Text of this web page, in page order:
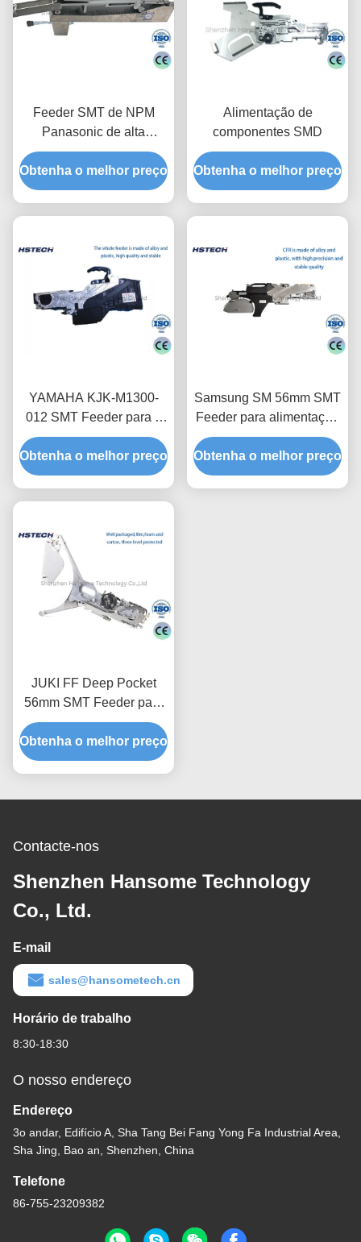
Feeder SMT de NPM
Panasonic de alta
precisão KXFW1KS9A00
Obtenha o melhor preço
Alimentação de
componentes SMD
Obtenha o melhor preço
YAMAHA KJK-M1300-
012 SMT Feeder para I-
Pulse F3 Pick and Place
Machine para montagem
de PCB
Obtenha o melhor preço
Samsung SM 56mm SMT
Feeder para alimentação
de componentes
eletrônicos de alto
desempenho
Obtenha o melhor preço
JUKI FF Deep Pocket
56mm SMT Feeder para
montagem de
componentes IC e SMD
CTF081P E1005706CB
Obtenha o melhor preço
Contacte-nos
Shenzhen Hansome Technology
Co., Ltd.
E-mail
sales@hansometech.cn
Horário de trabalho
8:30-18:30
O nosso endereço
Endereço
3o andar, Edifício A, Sha Tang Bei Fang Yong Fa Industrial Area,
Sha Jing, Bao an, Shenzhen, China
Telefone
86-755-23209382